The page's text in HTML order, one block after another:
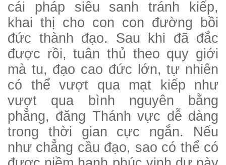
cái pháp siêu sanh tránh kiếp,
khai thị cho con con đường bồi
đức thành đạo. Sau khi đã đắc
được rồi, tuân thủ theo quy giới
mà tu, đạo cao đức lớn, tự nhiên
có thể vượt qua mạt kiếp như
vượt qua bình nguyên bằng
phẳng, đăng Thánh vực dễ dàng
trong thời gian cực ngắn. Nếu
như chẳng cầu đạo, sao có thể có